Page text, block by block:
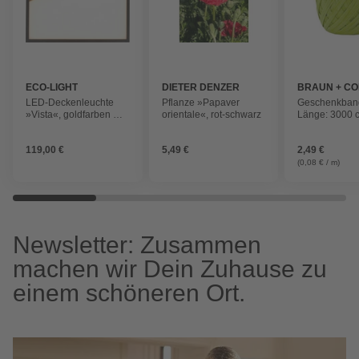
ECO-LIGHT
LED-Deckenleuchte
»Vista«, goldfarben mit
119,00 €
DIETER DENZER
GARTENBAU
Pflanze »Papaver
orientale«, rot-schwarz
5,49 €
BRAUN +
Länge: 3000
2,49 €
(0,08 € / m)
Newsletter: Zusammen
machen wir Dein Zuhause zu
einem schöneren Ort.